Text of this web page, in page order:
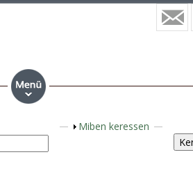
S
Miben keressen